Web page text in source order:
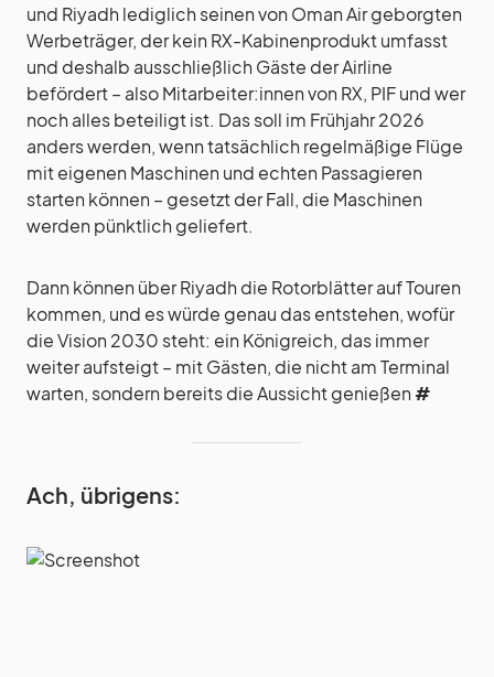
und Riyadh lediglich seinen von Oman Air geborgten
Werbeträger, der kein RX-Kabinenprodukt umfasst
und deshalb ausschließlich Gäste der Airline
befördert – also Mitarbeiter:innen von RX, PIF und wer
noch alles beteiligt ist. Das soll im Frühjahr 2026
anders werden, wenn tatsächlich regelmäßige Flüge
mit eigenen Maschinen und echten Passagieren
starten können – gesetzt der Fall, die Maschinen
werden pünktlich geliefert.
Dann können über Riyadh die Rotorblätter auf Touren
kommen, und es würde genau das entstehen, wofür
die Vision 2030 steht: ein Königreich, das immer
weiter aufsteigt – mit Gästen, die nicht am Terminal
warten, sondern bereits die Aussicht genießen #
Ach, übrigens: